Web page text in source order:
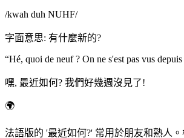
/kwah duh NUHF/
字面意思: 有什麼新的?
“Hé, quoi de neuf ? On ne s'est pas vus depuis
嘿, 最近如何? 我們好幾週沒見了!
🌍
法語版的 '最近如何?' 常用於朋友和熟人。